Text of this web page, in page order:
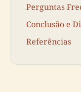
Perguntas
Conclusão e
Referências